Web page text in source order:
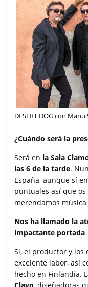
DESERT DOG con
¿Cuándo será la
Será en la Sala
las 6 de la tarde.
España, aunque sí
puntuales así que
merendamos
Nos ha llamado la
impactante portada
Si, el productor y los
excelente labor, así
hecho en Finlandia.